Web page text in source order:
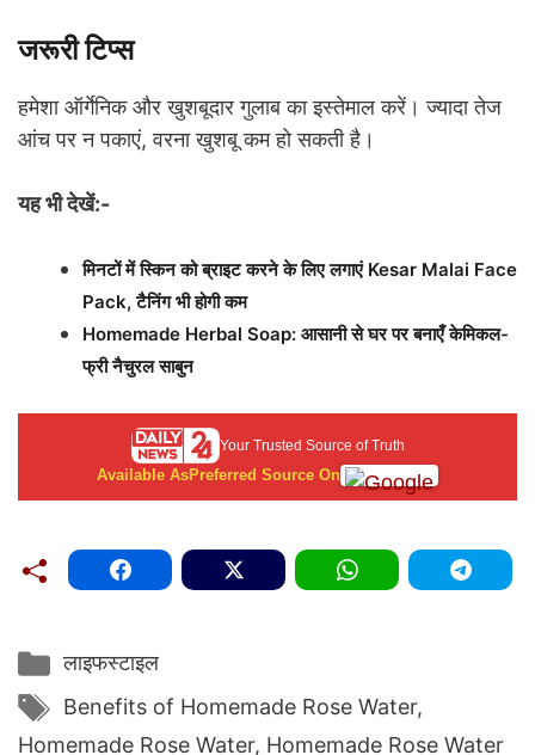
जरूरी टिप्स
हमेशा ऑर्गेनिक और खुशबूदार गुलाब का इस्तेमाल करें। ज्यादा तेज
आंच पर न पकाएं, वरना खुशबू कम हो सकती है।
यह भी देखें:-
मिनटों में स्किन को ब्राइट करने के लिए लगाएं Kesar Malai Face
Pack, टैनिंग भी होगी कम
Homemade Herbal Soap: आसानी से घर पर बनाएँ केमिकल-
फ्री नैचुरल साबुन
Your Trusted Source of Truth
Available AsPreferred Source On
Categories
लाइफस्टाइल
Tags
Benefits of Homemade Rose Water,
Homemade Rose Water, Homemade Rose Water